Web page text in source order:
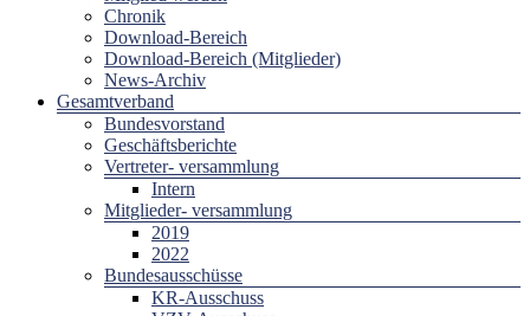
Chronik
Download-Bereich
Download-Bereich (Mitglieder)
News-Archiv
Gesamtverband
Bundesvorstand
Geschäftsberichte
Vertreter- versammlung
Intern
Mitglieder- versammlung
2019
2022
Bundesausschüsse
KR-Ausschuss